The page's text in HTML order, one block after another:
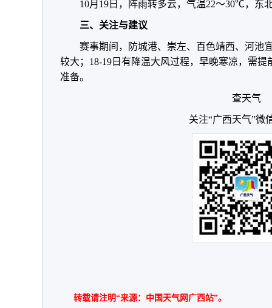
10月19日，阵雨转多云，气温22～30℃，东
三、关注与建议
赛事期间，防城港、崇左、百色靖西、河池
较大；18-19日有降温大风过程，早晚寒凉，需
准备。
查天气
关注“广西天气”微
转载请注明“来源：中国天气网广西站”。